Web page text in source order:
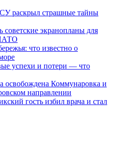
раскрыл страшные тайны
советские экранопланы для
что известно о
успехи и потери — что
освобождена Коммунаровка и
направлении
гость избил врача и стал